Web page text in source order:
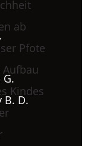
ab
Pfote
Kindes
B. D.